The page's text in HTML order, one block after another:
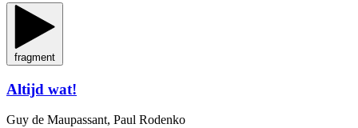
fragment
Altijd wat!
Guy de Maupassant, Paul Rodenko